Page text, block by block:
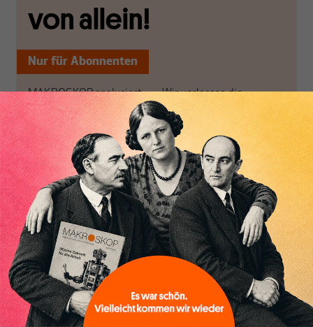
Inhaltsverzeichnis
von allein!
Nur für Abonnenten
MAKROSKOP analysiert
wirtschaftspolitische
Themen aus einer
postkeynesianischen
Perspektive und ist damit
in Deutschland einzigartig.
MAKROSKOP steht für
das große Ganze. Wir
haben einen Blick auf
Geld, Wirtschaft und
Politik, den Sie so
woanders nicht finden.
Dabei leben wir von
unseren Autoren, ihren
Wir verlassen die
journalistische Filterblase,
in der sich viele
eingerichtet haben. Wir
öffnen Fenster und
bringen frische Luft in die
engen und verstaubten
Debattenräume.
Brauchen Sie auch frische
Luft? Dann folgen Sie
einfach dem Button.
ABONNIEREN SIE